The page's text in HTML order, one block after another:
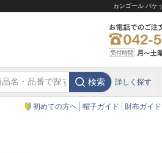
カンゴール バケ
検索 詳しく探す
初めての方へ 帽子ガイド 財布ガイド